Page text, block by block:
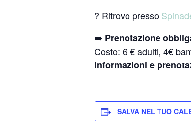
? Ritrovo presso
➡️ Prenotazione
Costo: 6 € adulti, 4€
Informazioni e
SALVA NEL TUO